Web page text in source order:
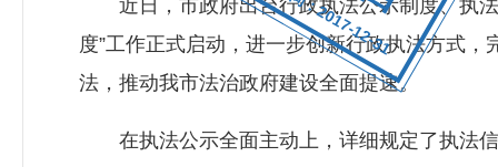
近日，市政府出台行政执法公示制度、执法
度”工作正式启动，进一步创新行政执法方式
法，推动我市法治政府建设全面提速。
在执法公示全面主动上，详细规定了执法信